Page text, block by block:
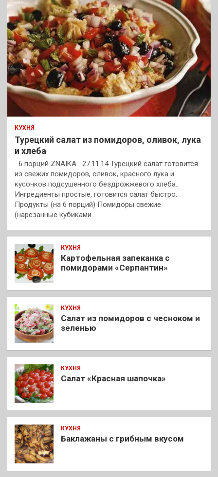
КУХНЯ
Турецкий салат из помидоров, оливок, лука
и хлеба
6 порций ZNAIKA 27.11.14 Турецкий салат готовится
из свежих помидоров, оливок, красного лука и
кусочков подсушенного бездрожжевого хлеба.
Ингредиенты простые, готовится салат быстро.
Продукты (на 6 порций) Помидоры свежие
(нарезанные кубиками…
КУХНЯ
Картофельная запеканка с
помидорами «Серпантин»
КУХНЯ
Салат из помидоров с чесноком и
зеленью
КУХНЯ
Салат «Красная шапочка»
КУХНЯ
Баклажаны с грибным вкусом